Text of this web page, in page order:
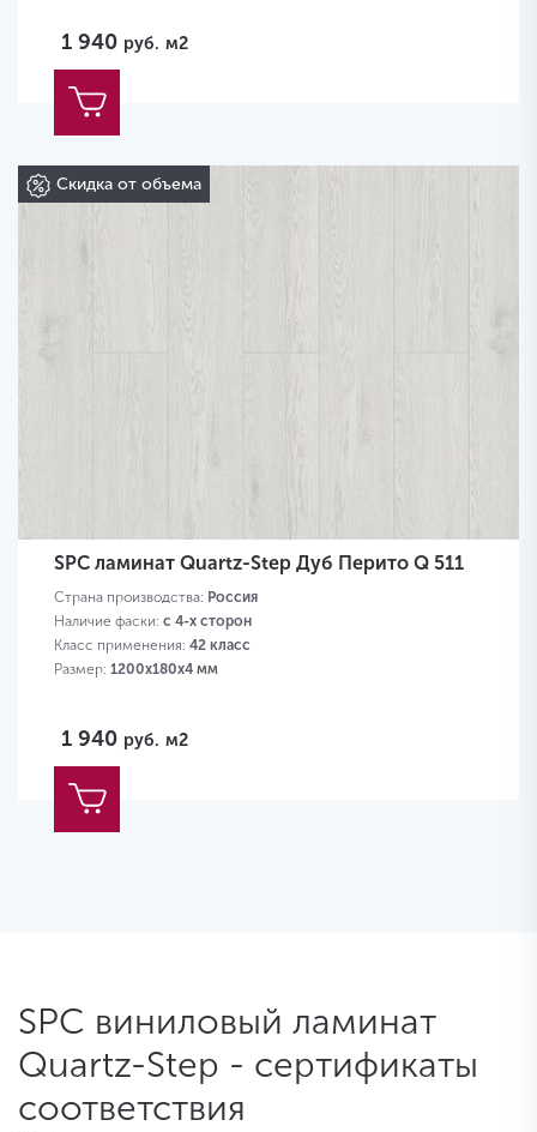
1 940 руб. м2
Скидка от объема
SPC ламинат Quartz-Step Дуб Перито Q 511
Страна производства: Россия
Наличие фаски: с 4-х сторон
Класс применения: 42 класс
Размер: 1200х180х4 мм
1 940 руб. м2
SPC виниловый ламинат
Quartz-Step - сертификаты
соответствия